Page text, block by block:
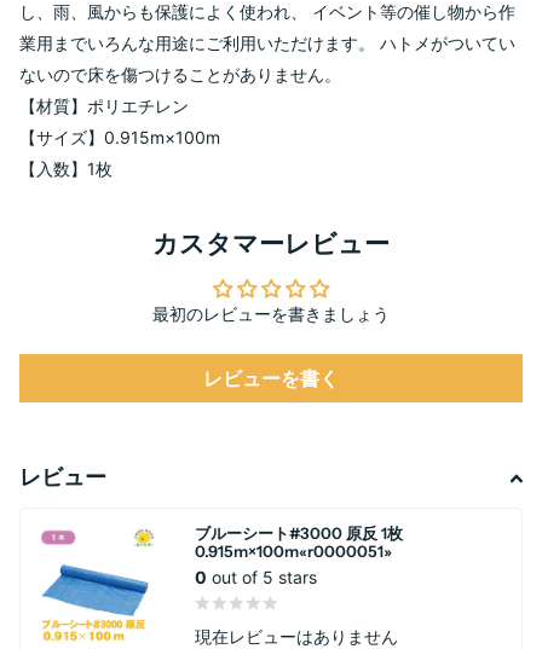
し、雨、風からも保護によく使われ、 イベント等の催し物から作
業用までいろんな用途にご利用いただけます。 ハトメがついてい
ないので床を傷つけることがありません。
【材質】ポリエチレン
【サイズ】0.915m×100m
【入数】1枚
カスタマーレビュー
最初のレビューを書きましょう
レビューを書く
レビュー
ブルーシート#3000 原反 1枚
0.915m×100m«r0000051»
0 out of 5 stars
現在レビューはありません